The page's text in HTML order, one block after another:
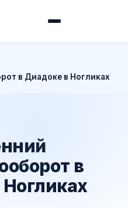
в Диадоке в Ногликах
в